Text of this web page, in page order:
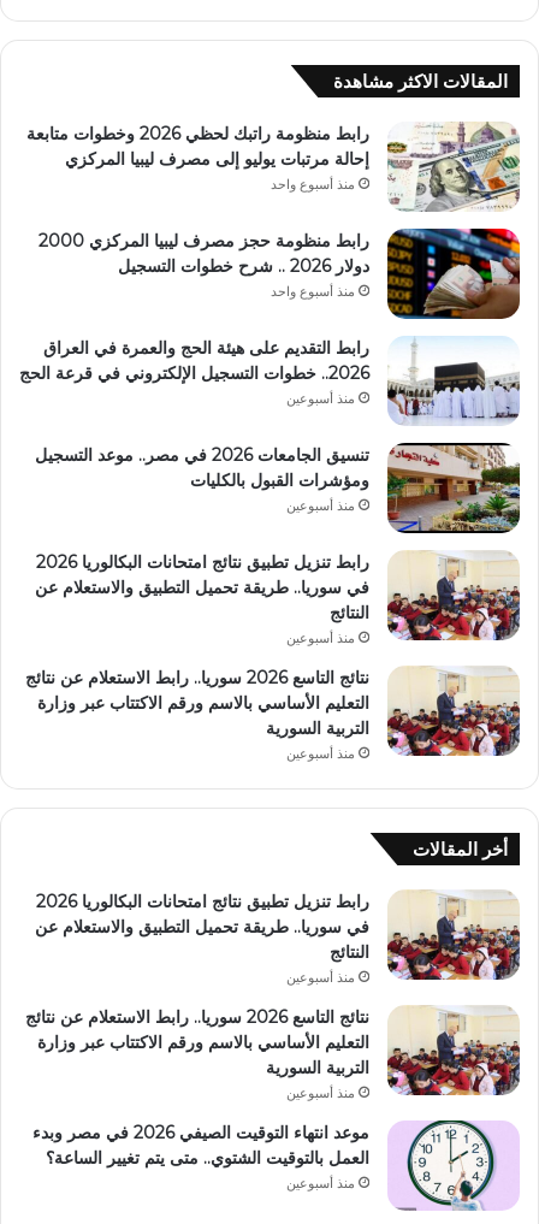
المقالات الاكثر مشاهدة
رابط منظومة راتبك لحظي 2026 وخطوات متابعة
إحالة مرتبات يوليو إلى مصرف ليبيا المركزي
منذ أسبوع واحد
رابط منظومة حجز مصرف ليبيا المركزي 2000
دولار 2026 .. شرح خطوات التسجيل
منذ أسبوع واحد
رابط التقديم على هيئة الحج والعمرة في العراق
2026.. خطوات التسجيل الإلكتروني في قرعة الحج
منذ أسبوعين
تنسيق الجامعات 2026 في مصر.. موعد التسجيل
ومؤشرات القبول بالكليات
منذ أسبوعين
رابط تنزيل تطبيق نتائج امتحانات البكالوريا 2026
في سوريا.. طريقة تحميل التطبيق والاستعلام عن
النتائج
منذ أسبوعين
نتائج التاسع 2026 سوريا.. رابط الاستعلام عن نتائج
التعليم الأساسي بالاسم ورقم الاكتتاب عبر وزارة
التربية السورية
منذ أسبوعين
أخر المقالات
رابط تنزيل تطبيق نتائج امتحانات البكالوريا 2026
في سوريا.. طريقة تحميل التطبيق والاستعلام عن
النتائج
منذ أسبوعين
نتائج التاسع 2026 سوريا.. رابط الاستعلام عن نتائج
التعليم الأساسي بالاسم ورقم الاكتتاب عبر وزارة
التربية السورية
منذ أسبوعين
موعد انتهاء التوقيت الصيفي 2026 في مصر وبدء
العمل بالتوقيت الشتوي.. متى يتم تغيير الساعة؟
منذ أسبوعين